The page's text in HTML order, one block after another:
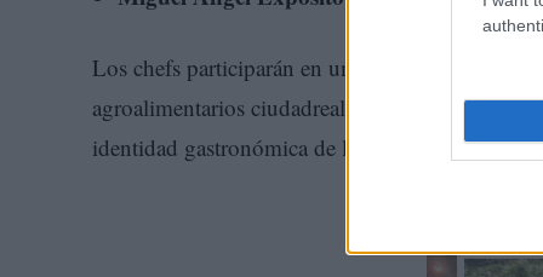
Los chefs participarán en un intercambio
agroalimentarios ciudadrealeños, su aplicación
identidad gastronómica de la provincia.